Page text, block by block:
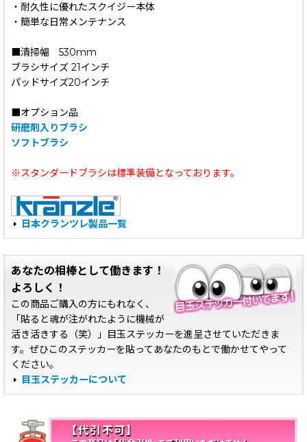
・耐久性に優れたスクイジー本体
・簡単な日常メンテナンス
■清掃幅 530mm
ブラシサイズ 21インチ
パッドサイズ20インチ
■オプション品
研磨剤入りブラシ
ソフトブラシ
※スタンダードブラシは標準装備となっております。
日本クランツレ製品一覧
あなたの相棒として働きます！
よろしく！
この商品ご購入の方にもれなく、
「貼ると魂が注がれたように機械が
活き活きする（笑）」目玉ステッカーを進呈させていただきま
す。ぜひこのステッカーを貼ってあなたのもとで働かせてやって
ください。
目玉ステッカーについて